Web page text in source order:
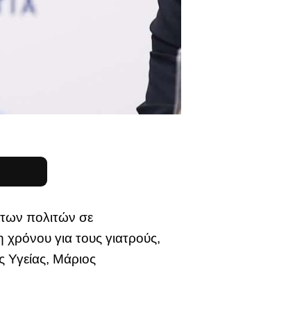
πολιτών σε
για τους γιατρούς,
Μάριος